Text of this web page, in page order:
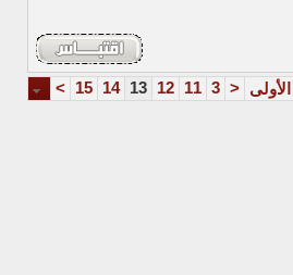
الأولى <
3
11
12
13
14
15
>